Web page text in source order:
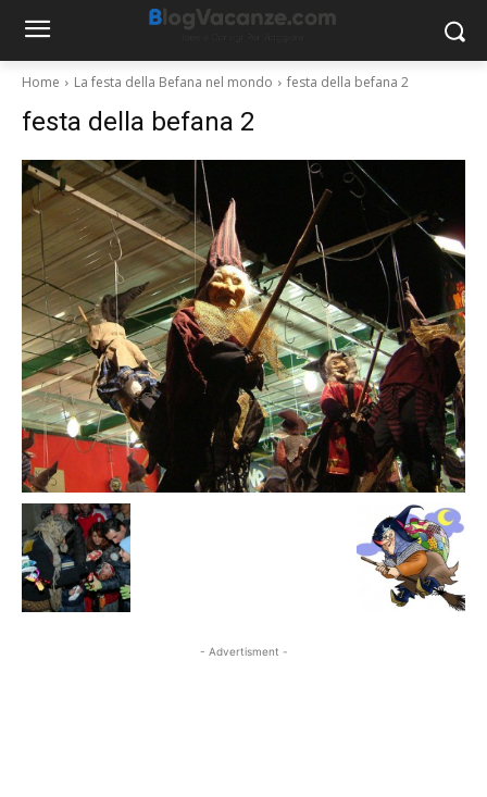
Home La festa della Befana nel mondo festa della befana 2
festa della befana 2
- Advertisment -